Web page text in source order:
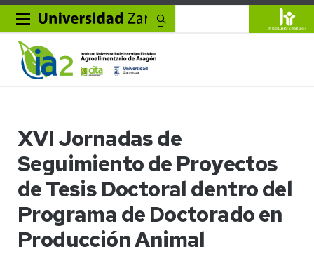
XVI Jornadas de
Seguimiento de Proyectos
de Tesis Doctoral dentro del
Programa de Doctorado en
Producción Animal